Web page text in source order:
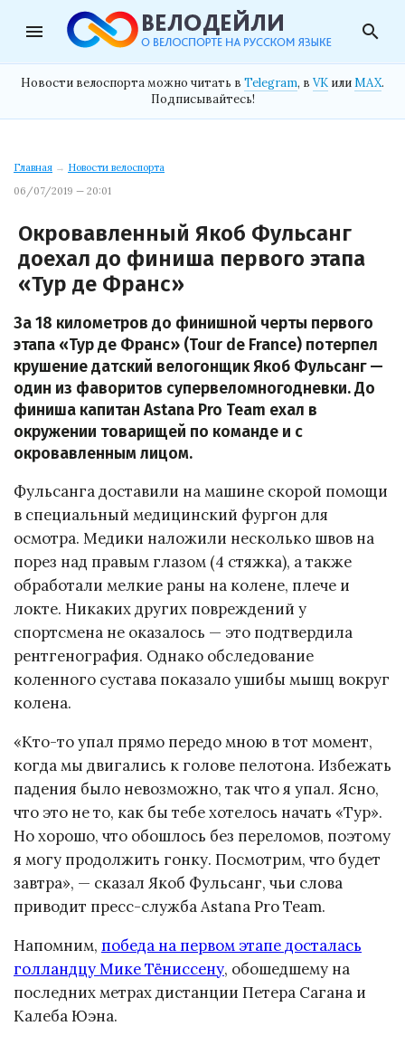
menu search
Новости велоспорта можно читать в Telegram, в VK илиMAX.
Подписывайтесь!
Главная → Новости велоспорта
06/07/2019 — 20:01
Окровавленный Якоб Фульсанг
доехал до финиша первого этапа
«Тур де Франс»
За 18 километров до финишной черты первого
этапа «Тур де Франс» (Tour de France) потерпел
крушение датский велогонщик Якоб Фульсанг —
один из фаворитов супервеломногодневки. До
финиша капитан Astana Pro Team ехал в
окружении товарищей по команде и с
окровавленным лицом.
Фульсанга доставили на машине скорой помощи
в специальный медицинский фургон для
осмотра. Медики наложили несколько швов на
порез над правым глазом (4 стяжка), а также
обработали мелкие раны на колене, плече и
локте. Никаких других повреждений у
спортсмена не оказалось — это подтвердила
рентгенография. Однако обследование
коленного сустава показало ушибы мышц вокруг
колена.
«Кто-то упал прямо передо мною в тот момент,
когда мы двигались к голове пелотона. Избежать
падения было невозможно, так что я упал. Ясно,
что это не то, как бы тебе хотелось начать «Тур».
Но хорошо, что обошлось без переломов, поэтому
я могу продолжить гонку. Посмотрим, что будет
завтра», — сказал Якоб Фульсанг, чьи слова
приводит пресс-служба Astana Pro Team.
Напомним, победа на первом этапе досталась
голландцу Мике Тёниссену, обошедшему на
последних метрах дистанции Петера Сагана и
Калеба Юэна.